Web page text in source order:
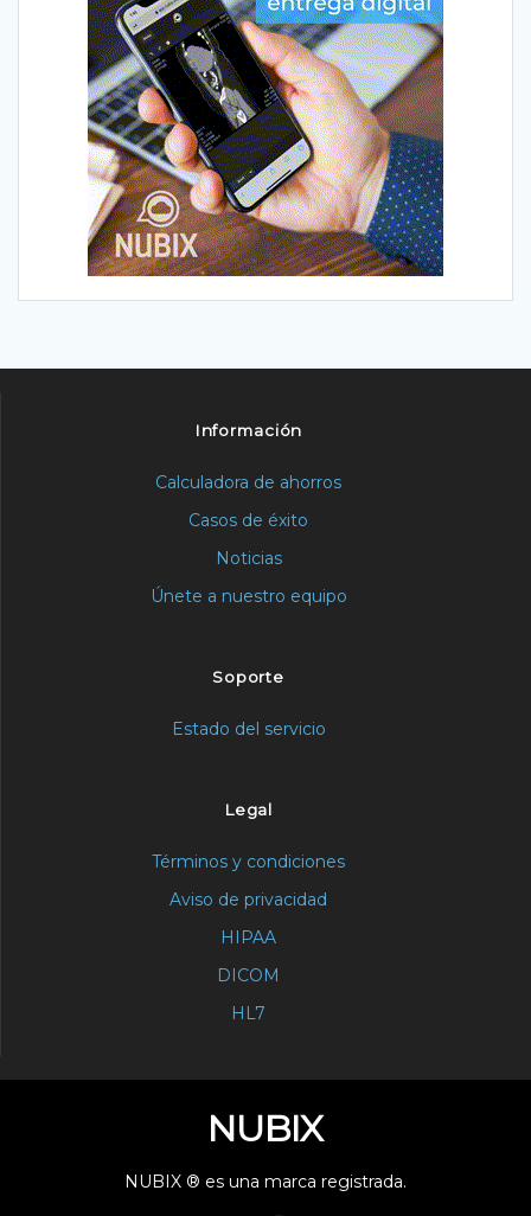
Información
Calculadora de ahorros
Casos de éxito
Noticias
Únete a nuestro equipo
Soporte
Estado del servicio
Legal
Términos y condiciones
Aviso de privacidad
HIPAA
DICOM
HL7
NUBIX
NUBIX ® es una marca registrada.